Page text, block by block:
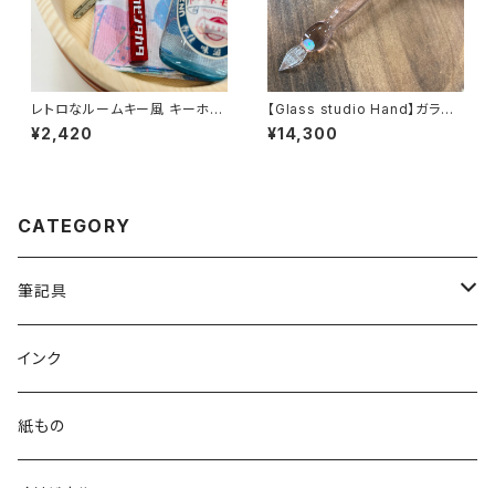
レトロなルームキー風 キーホル
ダー（レッド）
¥2,420
【Glass studio Hand】ガラス
ペン 霞（ピンク）
¥14,300
CATEGORY
筆記具
ガラスペン
万年筆
インク
紙もの